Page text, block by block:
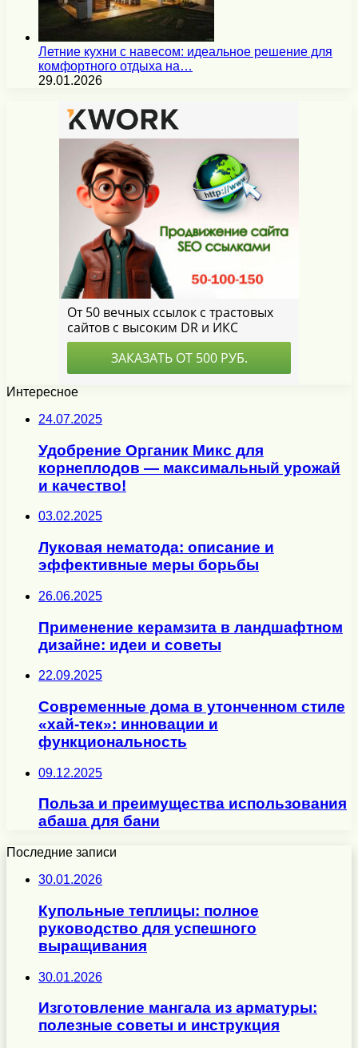
Летние кухни с навесом: идеальное решение для
комфортного отдыха на…
29.01.2026
Интересное
24.07.2025
Удобрение Органик Микс для
корнеплодов — максимальный урожай
и качество!
03.02.2025
Луковая нематода: описание и
эффективные меры борьбы
26.06.2025
Применение керамзита в ландшафтном
дизайне: идеи и советы
22.09.2025
Современные дома в утонченном стиле
«хай-тек»: инновации и
функциональность
09.12.2025
Польза и преимущества использования
абаша для бани
Последние записи
30.01.2026
Купольные теплицы: полное
руководство для успешного
выращивания
30.01.2026
Изготовление мангала из арматуры:
полезные советы и инструкция